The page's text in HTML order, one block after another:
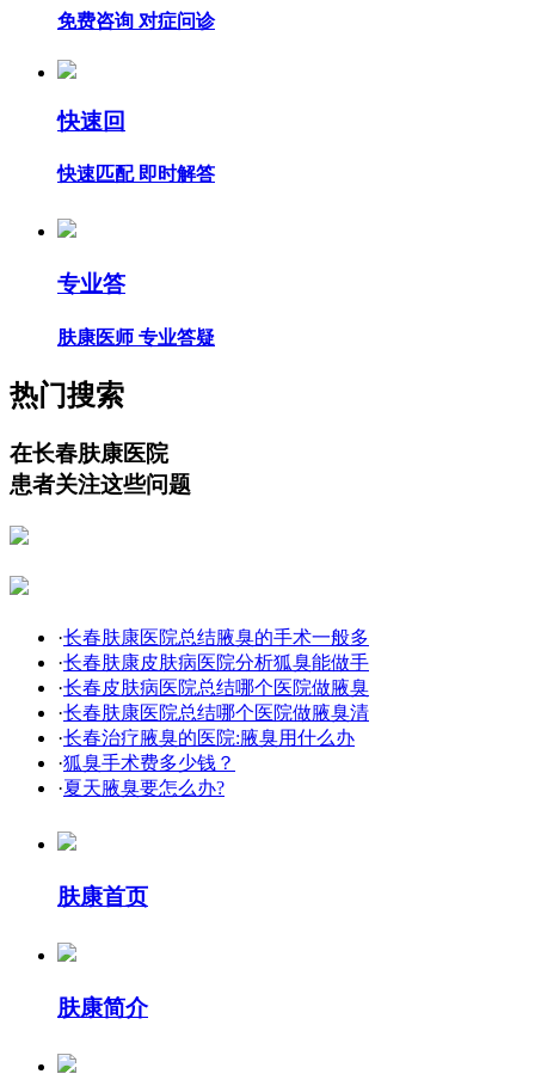
免费咨询 对症问诊
快速回
快速匹配 即时解答
专业答
肤康医师 专业答疑
热门搜索
在长春肤康医院
患者关注这些问题
·长春肤康医院总结腋臭的手术一般多
·长春肤康皮肤病医院分析狐臭能做手
·长春皮肤病医院总结哪个医院做腋臭
·长春肤康医院总结哪个医院做腋臭清
·长春治疗腋臭的医院:腋臭用什么办
·狐臭手术费多少钱？
·夏天腋臭要怎么办?
肤康首页
肤康简介